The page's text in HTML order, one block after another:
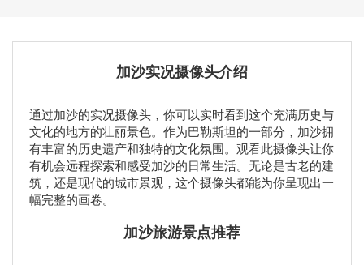
加沙实况摄像头介绍
通过加沙的实况摄像头，你可以实时看到这个充满历史与
文化的地方的壮丽景色。作为巴勒斯坦的一部分，加沙拥
有丰富的历史遗产和独特的文化氛围。观看此摄像头让你
有机会远程探索和感受加沙的日常生活。无论是古老的建
筑，还是现代的城市景观，这个摄像头都能为你呈现出一
幅完整的画卷。
加沙旅游景点推荐